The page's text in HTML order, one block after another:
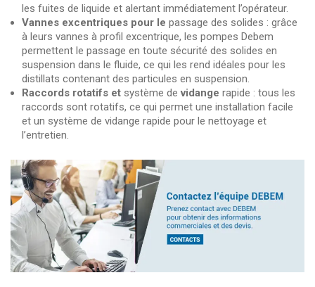
les fuites de liquide et alertant immédiatement l’opérateur.
Vannes excentriques pour le passage des solides : grâce
à leurs vannes à profil excentrique, les pompes Debem
permettent le passage en toute sécurité des solides en
suspension dans le fluide, ce qui les rend idéales pour les
distillats contenant des particules en suspension.
Raccords rotatifs et système de vidange rapide : tous les
raccords sont rotatifs, ce qui permet une installation facile
et un système de vidange rapide pour le nettoyage et
l’entretien.